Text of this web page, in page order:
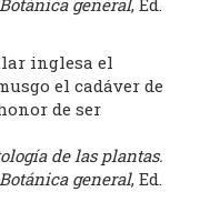
general, Ed.
inglesa el
el cadáver de
de ser
de las plantas.
general, Ed.